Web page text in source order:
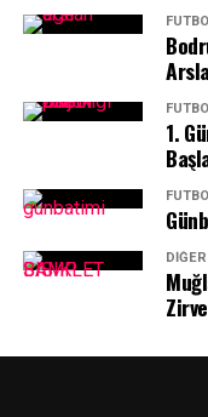
Muğla ve
Sağlayacak
Uluslararası birçok
organizasyonda
Bisiklet Takımı
Muğla’nın ve
görev üstlenecek.
Türk bayrağını
İlker Cömert:
1.⁠
DIĞER